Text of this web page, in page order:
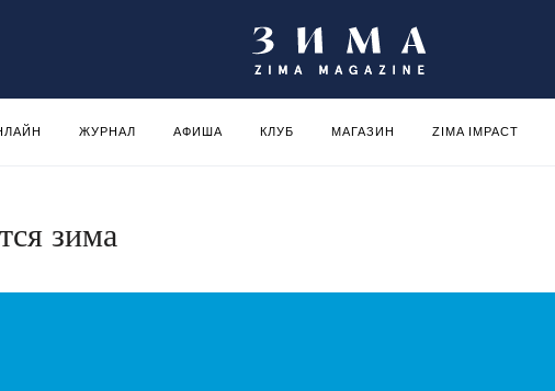
ЖУРНАЛ АФИША КЛУБ МАГАЗИН ZIMA IMPACT
зима